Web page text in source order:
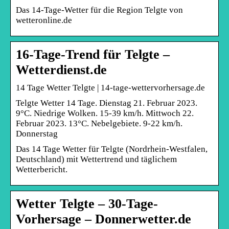
Das 14-Tage-Wetter für die Region Telgte von
wetteronline.de
16-Tage-Trend für Telgte –
Wetterdienst.de
14 Tage Wetter Telgte | 14-tage-wettervorhersage.de
Telgte Wetter 14 Tage. Dienstag 21. Februar 2023.
9°C. Niedrige Wolken. 15-39 km/h. Mittwoch 22.
Februar 2023. 13°C. Nebelgebiete. 9-22 km/h.
Donnerstag
Das 14 Tage Wetter für Telgte (Nordrhein-Westfalen,
Deutschland) mit Wettertrend und täglichem
Wetterbericht.
Wetter Telgte – 30-Tage-
Vorhersage – Donnerwetter.de